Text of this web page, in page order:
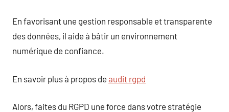
En favorisant une gestion responsable et transparente
des données, il aide à bâtir un environnement
numérique de confiance.
En savoir plus à propos de audit rgpd
Alors, faites du RGPD une force dans votre stratégie